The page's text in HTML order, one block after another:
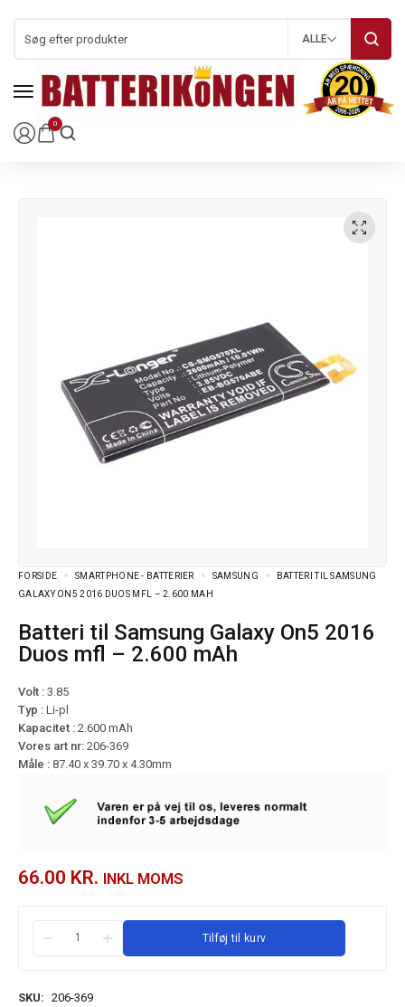
0
ALLE
FORSIDE SMARTPHONE - BATTERIER SAMSUNG
BATTERI TIL SAMSUNG
GALAXY ON5 2016 DUOS MFL – 2.600 MAH
Batteri til Samsung Galaxy On5 2016
Duos mfl – 2.600 mAh
Volt : 3.85
Typ : Li-pl
Kapacitet : 2.600 mAh
Vores art nr: 206-369
Måle : 87.40 x 39.70 x 4.30mm
66.00 KR. INKL MOMS
Tilføj til kurv
SKU: 206-369